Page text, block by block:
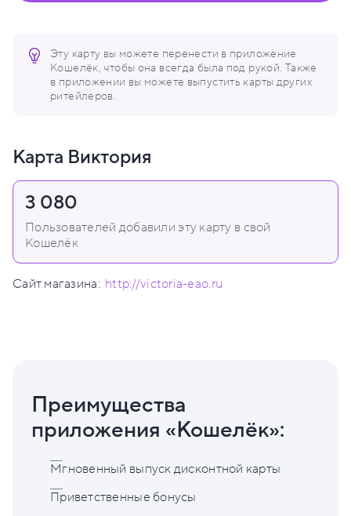
Эту карту вы можете перенести в приложение
Кошелёк, чтобы она всегда была под рукой. Также
в приложении вы можете выпустить карты других
ритейлеров.
Карта Виктория
3 080
Пользователей добавили эту карту в свой
Кошелёк
Сайт магазина: http://victoria-eao.ru
Преимущества
приложения «Кошелёк»:
Мгновенный выпуск дисконтной карты
Приветственные бонусы